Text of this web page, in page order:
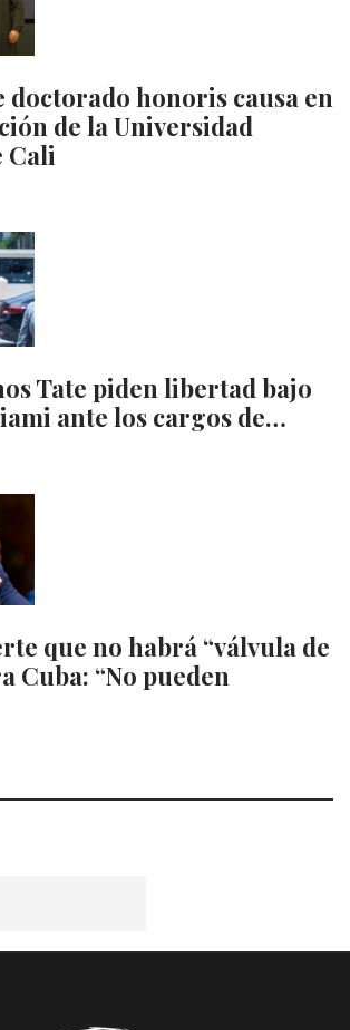
honoris causa en
de la Universidad
Cali
Tate piden libertad bajo
ante los cargos de…
que no habrá “válvula de
Cuba: “No pueden